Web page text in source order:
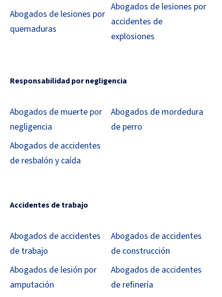
Abogados de lesiones por
quemaduras
Abogados de lesiones por
accidentes de
explosiones
Responsabilidad por negligencia
Abogados de muerte por
negligencia
Abogados de mordedura
de perro
Abogados de accidentes
de resbalón y caída
Accidentes de trabajo
Abogados de accidentes
de trabajo
Abogados de accidentes
de construcción
Abogados de lesión por
amputación
Abogados de accidentes
de refinería